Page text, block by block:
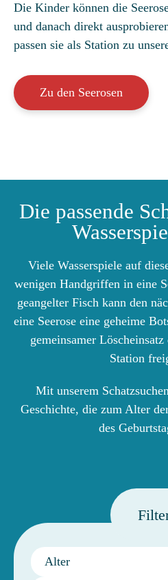
Die Kinder können die
und danach direkt
passen sie als Station zu
Zu den Seerosen
Die passende
Viele Wasserspiele auf
wenigen Handgriffen in eine
geangelter Fisch kann den
eine Seerose eine geheime
gemeinsamer
Station
Mit unserem
Geschichte, die zum Alter
des
Alter